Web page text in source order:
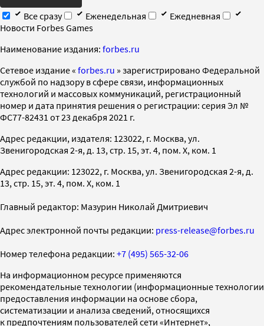
Все сразу
Еженедельная
Ежедневная
Новости Forbes Games
Наименование издания: forbes.ru
Cетевое издание « forbes.ru » зарегистрировано Федеральной
службой по надзору в сфере связи, информационных
технологий и массовых коммуникаций, регистрационный
номер и дата принятия решения о регистрации: серия Эл №
ФС77-82431 от 23 декабря 2021 г.
Адрес редакции, издателя: 123022, г. Москва, ул.
Звенигородская 2-я, д. 13, стр. 15, эт. 4, пом. X, ком. 1
Адрес редакции: 123022, г. Москва, ул. Звенигородская 2-я, д.
13, стр. 15, эт. 4, пом. X, ком. 1
Главный редактор: Мазурин Николай Дмитриевич
Адрес электронной почты редакции: press-release@forbes.ru
Номер телефона редакции: +7 (495) 565-32-06
На информационном ресурсе применяются
рекомендательные технологии (информационные технологии
предоставления информации на основе сбора,
систематизации и анализа сведений, относящихся
к предпочтениям пользователей сети «Интернет»,